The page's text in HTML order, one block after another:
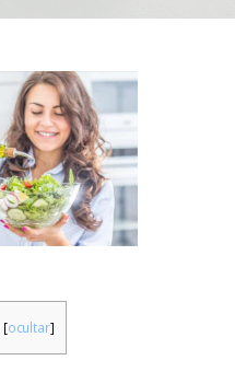
[ocultar]